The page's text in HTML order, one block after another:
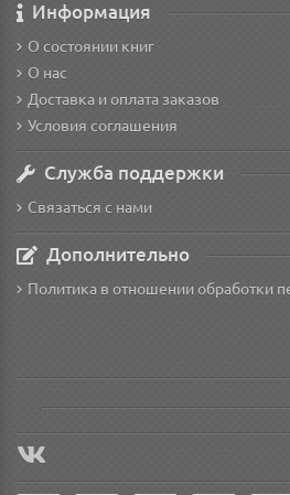
Информация
О состоянии книг
О нас
Доставка и оплата заказов
Условия соглашения
Служба поддержки
Связаться с нами
Дополнительно
Политика в отношении обработки